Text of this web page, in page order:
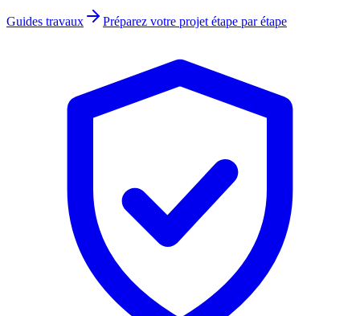
Guides travaux Préparez votre projet étape par étape